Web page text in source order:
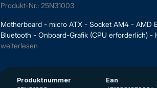
Produkt-Nr.: 25N31003
Motherboard - micro ATX - Socket AM4 - AMD
Bluetooth - Onboard-Grafik (CPU erforderlich) -
weiterlesen
Produktnummer
Ean